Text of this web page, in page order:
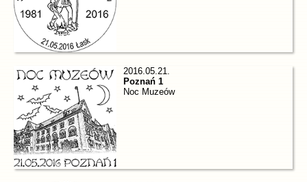
2016.05.21.
Poznań 1
Noc Muzeów